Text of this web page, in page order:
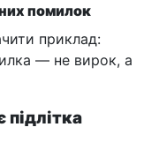
помилок
приклад:
— не вирок, а